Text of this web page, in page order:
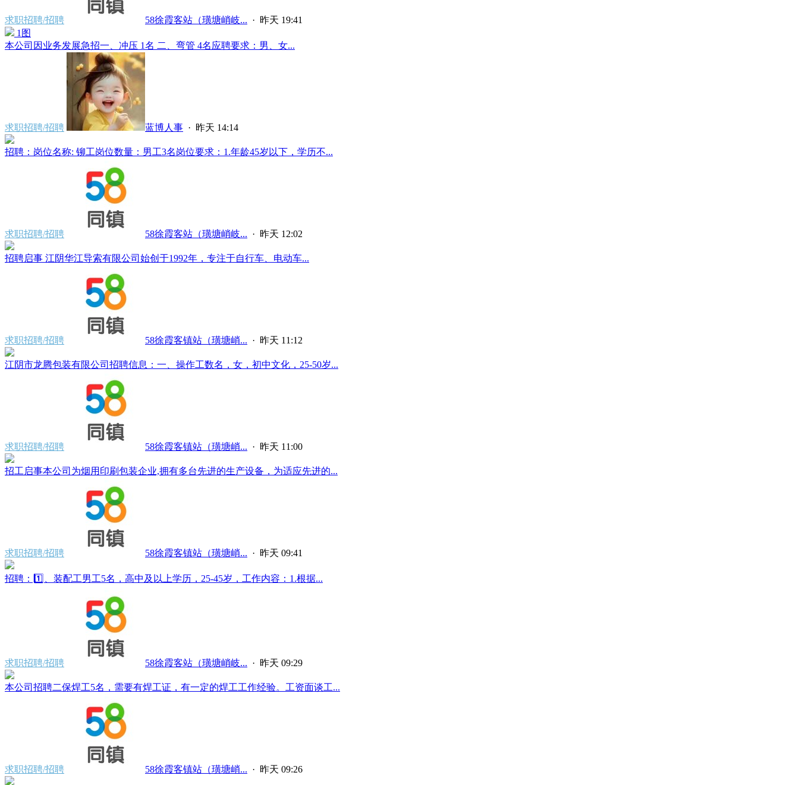
求职招聘/招聘 58徐霞客站（璜塘峭岐... · 昨天 19:41
1图
本公司因业务发展急招一、冲压 1名 二、弯管 4名应聘要求：男、女...
求职招聘/招聘 蓝博人事 · 昨天 14:14
招聘：岗位名称: 铆工岗位数量：男工3名岗位要求：1.年龄45岁以下，学历不...
求职招聘/招聘 58徐霞客站（璜塘峭岐... · 昨天 12:02
招聘启事 江阴华江导索有限公司始创于1992年，专注于自行车、电动车...
求职招聘/招聘 58徐霞客镇站（璜塘峭... · 昨天 11:12
江阴市龙腾包装有限公司招聘信息：一、操作工数名，女，初中文化，25-50岁...
求职招聘/招聘 58徐霞客镇站（璜塘峭... · 昨天 11:00
招工启事本公司为烟用印刷包装企业,拥有多台先进的生产设备，为适应先进的...
求职招聘/招聘 58徐霞客镇站（璜塘峭... · 昨天 09:41
招聘：1️⃣、装配工男工5名，高中及以上学历，25-45岁，工作内容：1.根据...
求职招聘/招聘 58徐霞客站（璜塘峭岐... · 昨天 09:29
本公司招聘二保焊工5名，需要有焊工证，有一定的焊工工作经验。工资面谈工...
求职招聘/招聘 58徐霞客镇站（璜塘峭... · 昨天 09:26